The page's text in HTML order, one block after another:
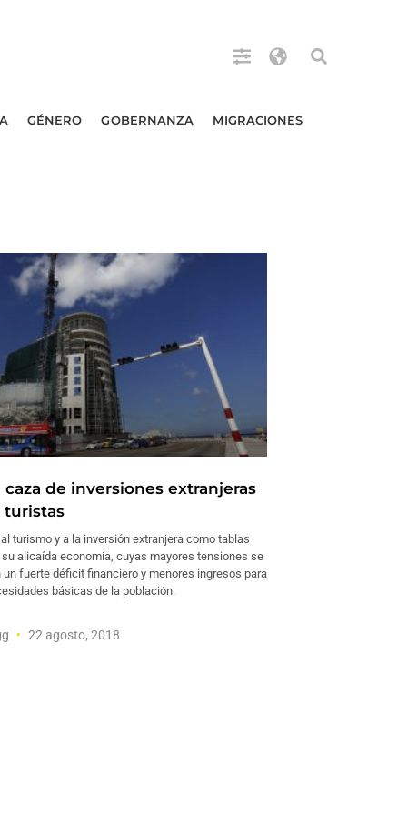
GÉNERO GOBERNANZA MIGRACIONES
caza de inversiones extranjeras
turistas
turismo y a la inversión extranjera como tablas
alicaída economía, cuyas mayores tensiones se
un fuerte déficit financiero y menores ingresos para
básicas de la población.
22 agosto, 2018